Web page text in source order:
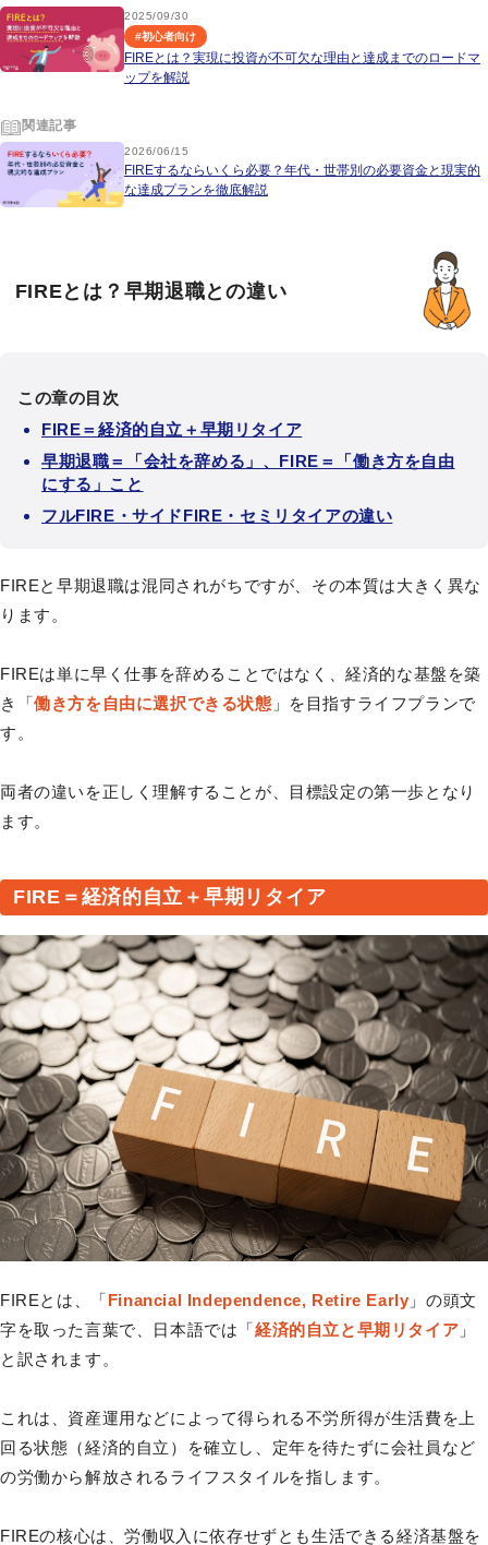
2025/09/30
#初心者向け
FIREとは？実現に投資が不可欠な理由と達成までのロードマ
ップを解説
関連記事
2026/06/15
FIREするならいくら必要？年代・世帯別の必要資金と現実的
な達成プランを徹底解説
FIREとは？早期退職との違い
この章の目次
FIRE＝経済的自立＋早期リタイア
早期退職＝「会社を辞める」、FIRE＝「働き方を自由
にする」こと
フルFIRE・サイドFIRE・セミリタイアの違い
FIREと早期退職は混同されがちですが、その本質は大きく異な
ります。
FIREは単に早く仕事を辞めることではなく、経済的な基盤を築
き「働き方を自由に選択できる状態 」を目指すライフプランで
す。
両者の違いを正しく理解することが、目標設定の第一歩となり
ます。
FIRE＝経済的自立＋早期リタイア
FIREとは、「Financial Independence, Retire Early 」の頭文
字を取った言葉で、日本語では「経済的自立と早期リタイア 」
と訳されます。
これは、資産運用などによって得られる不労所得が生活費を上
回る状態（経済的自立）を確立し、定年を待たずに会社員など
の労働から解放されるライフスタイルを指します。
FIREの核心は、労働収入に依存せずとも生活できる経済基盤を